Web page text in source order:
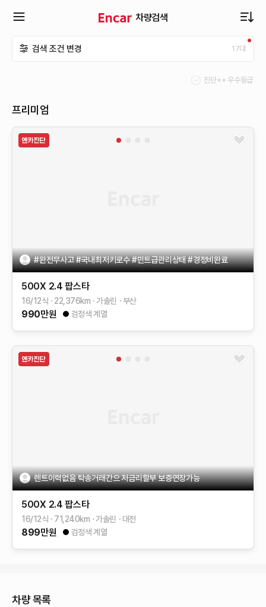
차량검색
뉴
검색 조건 변경 17대
진단++ 우수등급
프리미엄
#완전무사고 #국내최저키로수 #민트급관리상태 #경정비완료
500X 2.4 팝스타
16/12식 22,376km 가솔린 부산
990만원 검정색 계열
렌트이력없음 탁송거래간으 저금리할부 보증연장가능
500X 2.4 팝스타
16/12식 71,240km 가솔린 대전
899만원 검정색 계열
차량 목록